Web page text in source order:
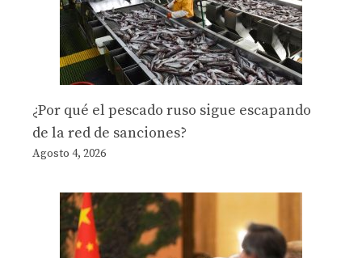
¿Por qué el pescado ruso sigue escapando
de la red de sanciones?
Agosto 4, 2026